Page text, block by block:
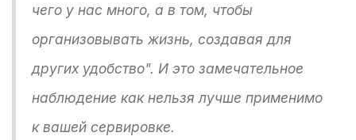
чего у нас много, а в том, чтобы
организовывать жизнь, создавая для
других удобство". И это замечательное
наблюдение как нельзя лучше применимо
к вашей сервировке.